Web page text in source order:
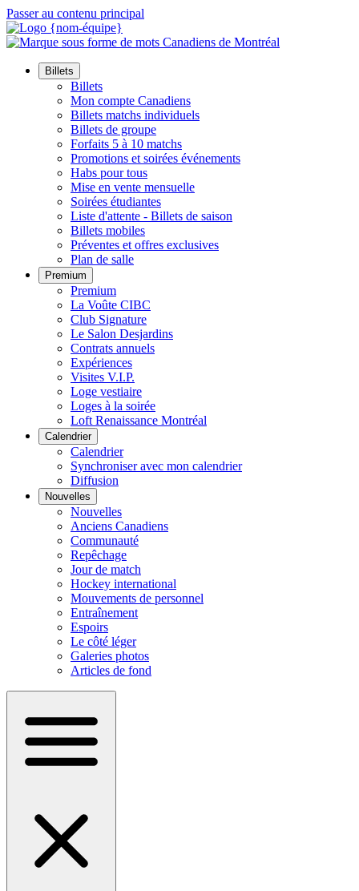
Passer au contenu principal
Billets
Billets
Mon compte Canadiens
Billets matchs individuels
Billets de groupe
Forfaits 5 à 10 matchs
Promotions et soirées événements
Habs pour tous
Mise en vente mensuelle
Soirées étudiantes
Liste d'attente - Billets de saison
Billets mobiles
Préventes et offres exclusives
Plan de salle
Premium
Premium
La Voûte CIBC
Club Signature
Le Salon Desjardins
Contrats annuels
Expériences
Visites V.I.P.
Loge vestiaire
Loges à la soirée
Loft Renaissance Montréal
Calendrier
Calendrier
Synchroniser avec mon calendrier
Diffusion
Nouvelles
Nouvelles
Anciens Canadiens
Communauté
Repêchage
Jour de match
Hockey international
Mouvements de personnel
Entraînement
Espoirs
Le côté léger
Galeries photos
Articles de fond